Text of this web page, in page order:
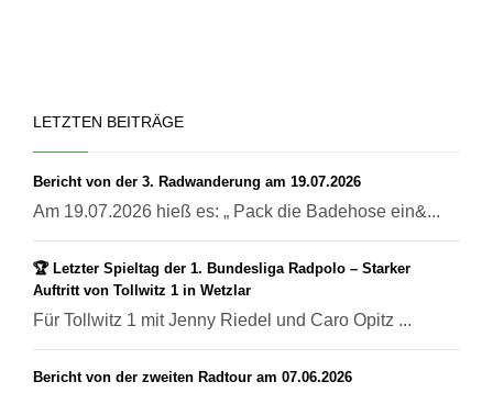
LETZTEN BEITRÄGE
Bericht von der 3. Radwanderung am 19.07.2026
Am 19.07.2026 hieß es: „ Pack die Badehose ein&...
🏆 Letzter Spieltag der 1. Bundesliga Radpolo – Starker
Auftritt von Tollwitz 1 in Wetzlar
Für Tollwitz 1 mit Jenny Riedel und Caro Opitz ...
Bericht von der zweiten Radtour am 07.06.2026